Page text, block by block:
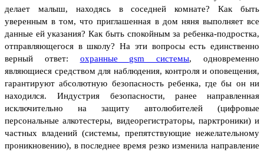
делает малыш, находясь в соседней комнате? Как быть
уверенным в том, что приглашенная в дом няня выполняет все
данные ей указания? Как быть спокойным за ребенка-подростка,
отправляющегося в школу? На эти вопросы есть единственно
верный ответ: охранные gsm системы, одновременно
являющиеся средством для наблюдения, контроля и оповещения,
гарантируют абсолютную безопасность ребенка, где бы он ни
находился.
Индустрия безопасности, ранее направленная
исключительно на защиту автолюбителей (цифровые
персональные алкотестеры, видеорегистраторы, парктроники) и
частных владений (системы, препятствующие нежелательному
проникновению), в последнее время резко изменила направление